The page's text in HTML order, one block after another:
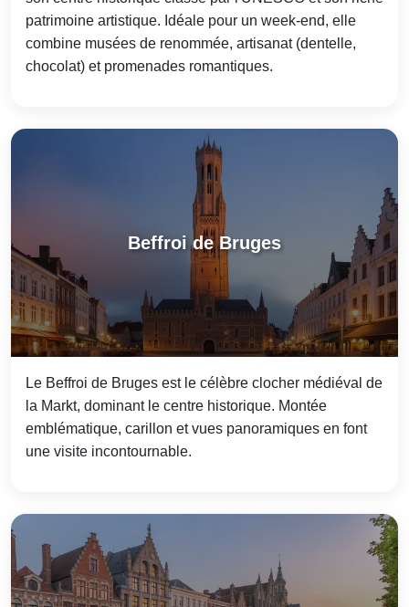
patrimoine artistique. Idéale pour un week-end, elle
combine musées de renommée, artisanat (dentelle,
chocolat) et promenades romantiques.
Beffroi de Bruges
Le Beffroi de Bruges est le célèbre clocher médiéval de
la Markt, dominant le centre historique. Montée
emblématique, carillon et vues panoramiques en font
une visite incontournable.